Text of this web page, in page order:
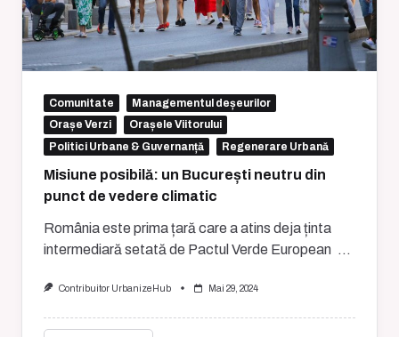
Comunitate
Managementul deșeurilor
Orașe Verzi
Orașele Viitorului
Politici Urbane & Guvernanță
Regenerare Urbană
Misiune posibilă: un București neutru din
punct de vedere climatic
România este prima țară care a atins deja ținta
intermediară setată de Pactul Verde European ...
Contribuitor UrbanizeHub Mai 29, 2024